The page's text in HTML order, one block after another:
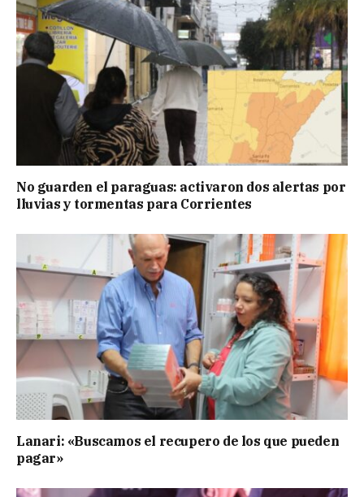
No guarden el paraguas: activaron dos alertas por
lluvias y tormentas para Corrientes
Lanari: «Buscamos el recupero de los que pueden
pagar»